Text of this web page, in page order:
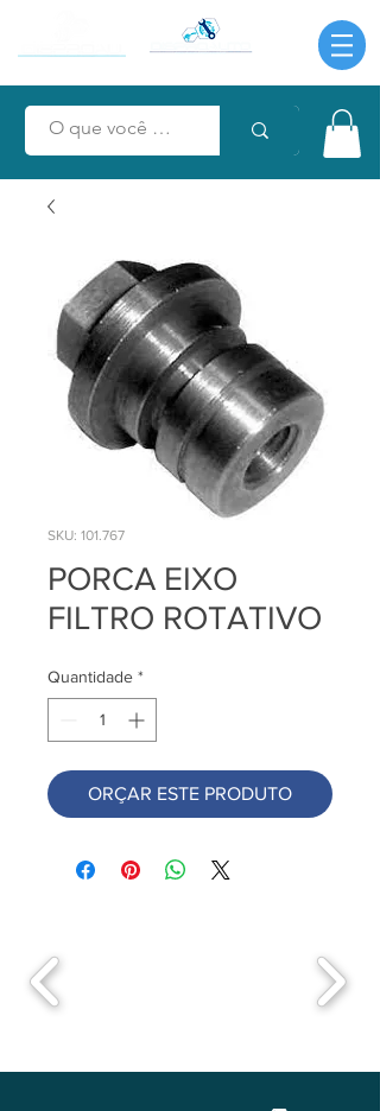
SKU: 101.767
PORCA EIXO
FILTRO ROTATIVO
Quantidade *
ORÇAR ESTE PRODUTO